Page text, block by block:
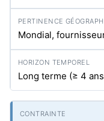
Mondial,
Long terme (≥ 4